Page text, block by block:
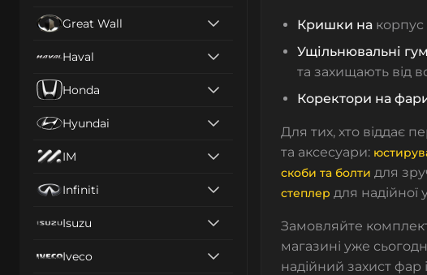
Great Wall
Haval
Honda
Hyundai
IM
Infiniti
Isuzu
Iveco
Кришки на
Ущільнювальні
та захищають від
Коректори на
Для тих, хто віддає
та аксесуари:
скоби та болти для
степлер для надійної
Замовляйте
магазині уже
надійний захист